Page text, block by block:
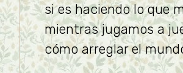
si es haciendo lo que
mientras jugamos a
cómo arreglar el